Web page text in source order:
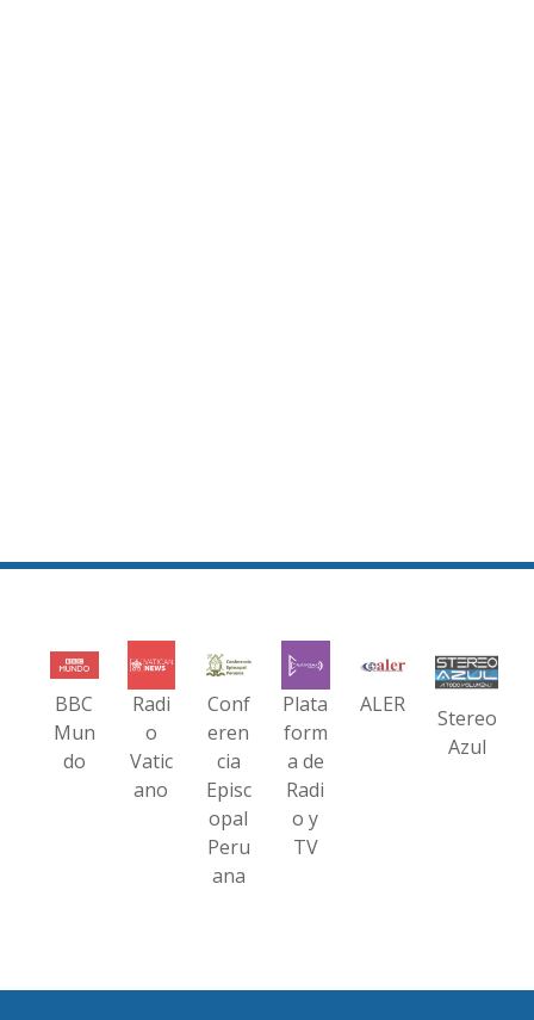
BBC
Mun
do
Radi
o
Vatic
ano
Conf
eren
cia
Episc
opal
Peru
ana
Plata
form
a de
Radi
o y
TV
ALER
Stereo
Azul